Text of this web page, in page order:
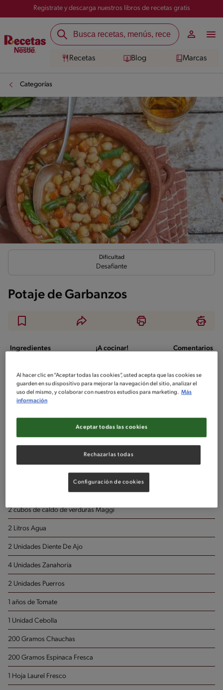
Registrate y descarga nuestros libros de recetas gratis
Recetas Blog Marcas
Categorías
Dificultad
Desafiante
Potaje de Garbanzos
Ingredientes ¡A cocinar! Comentarios
No incluido en la receta
Sin nueces de árbol
Ingredientes
Porciones: 12
500 Gramos Garbanzos
2 cubos de caldo de verduras Maggi
2 Litros Agua
2 Unidades Diente De Ajo
4 Unidades Zanahoria
2 Unidades Puerros
1 años de Tomate
1 Unidad Cebolla
200 Gramos Chauchas
200 Gramos Espinaca Fresca
1 Hoja Laurel Fresco
Al hacer clic en “Aceptar todas las cookies”, usted acepta que las cookies se
guarden en su dispositivo para mejorar la navegación del sitio, analizar el
uso del mismo, y colaborar con nuestros estudios para marketing. Más
información
Rechazarlas todas
Aceptar todas las cookies
Configuración de cookies